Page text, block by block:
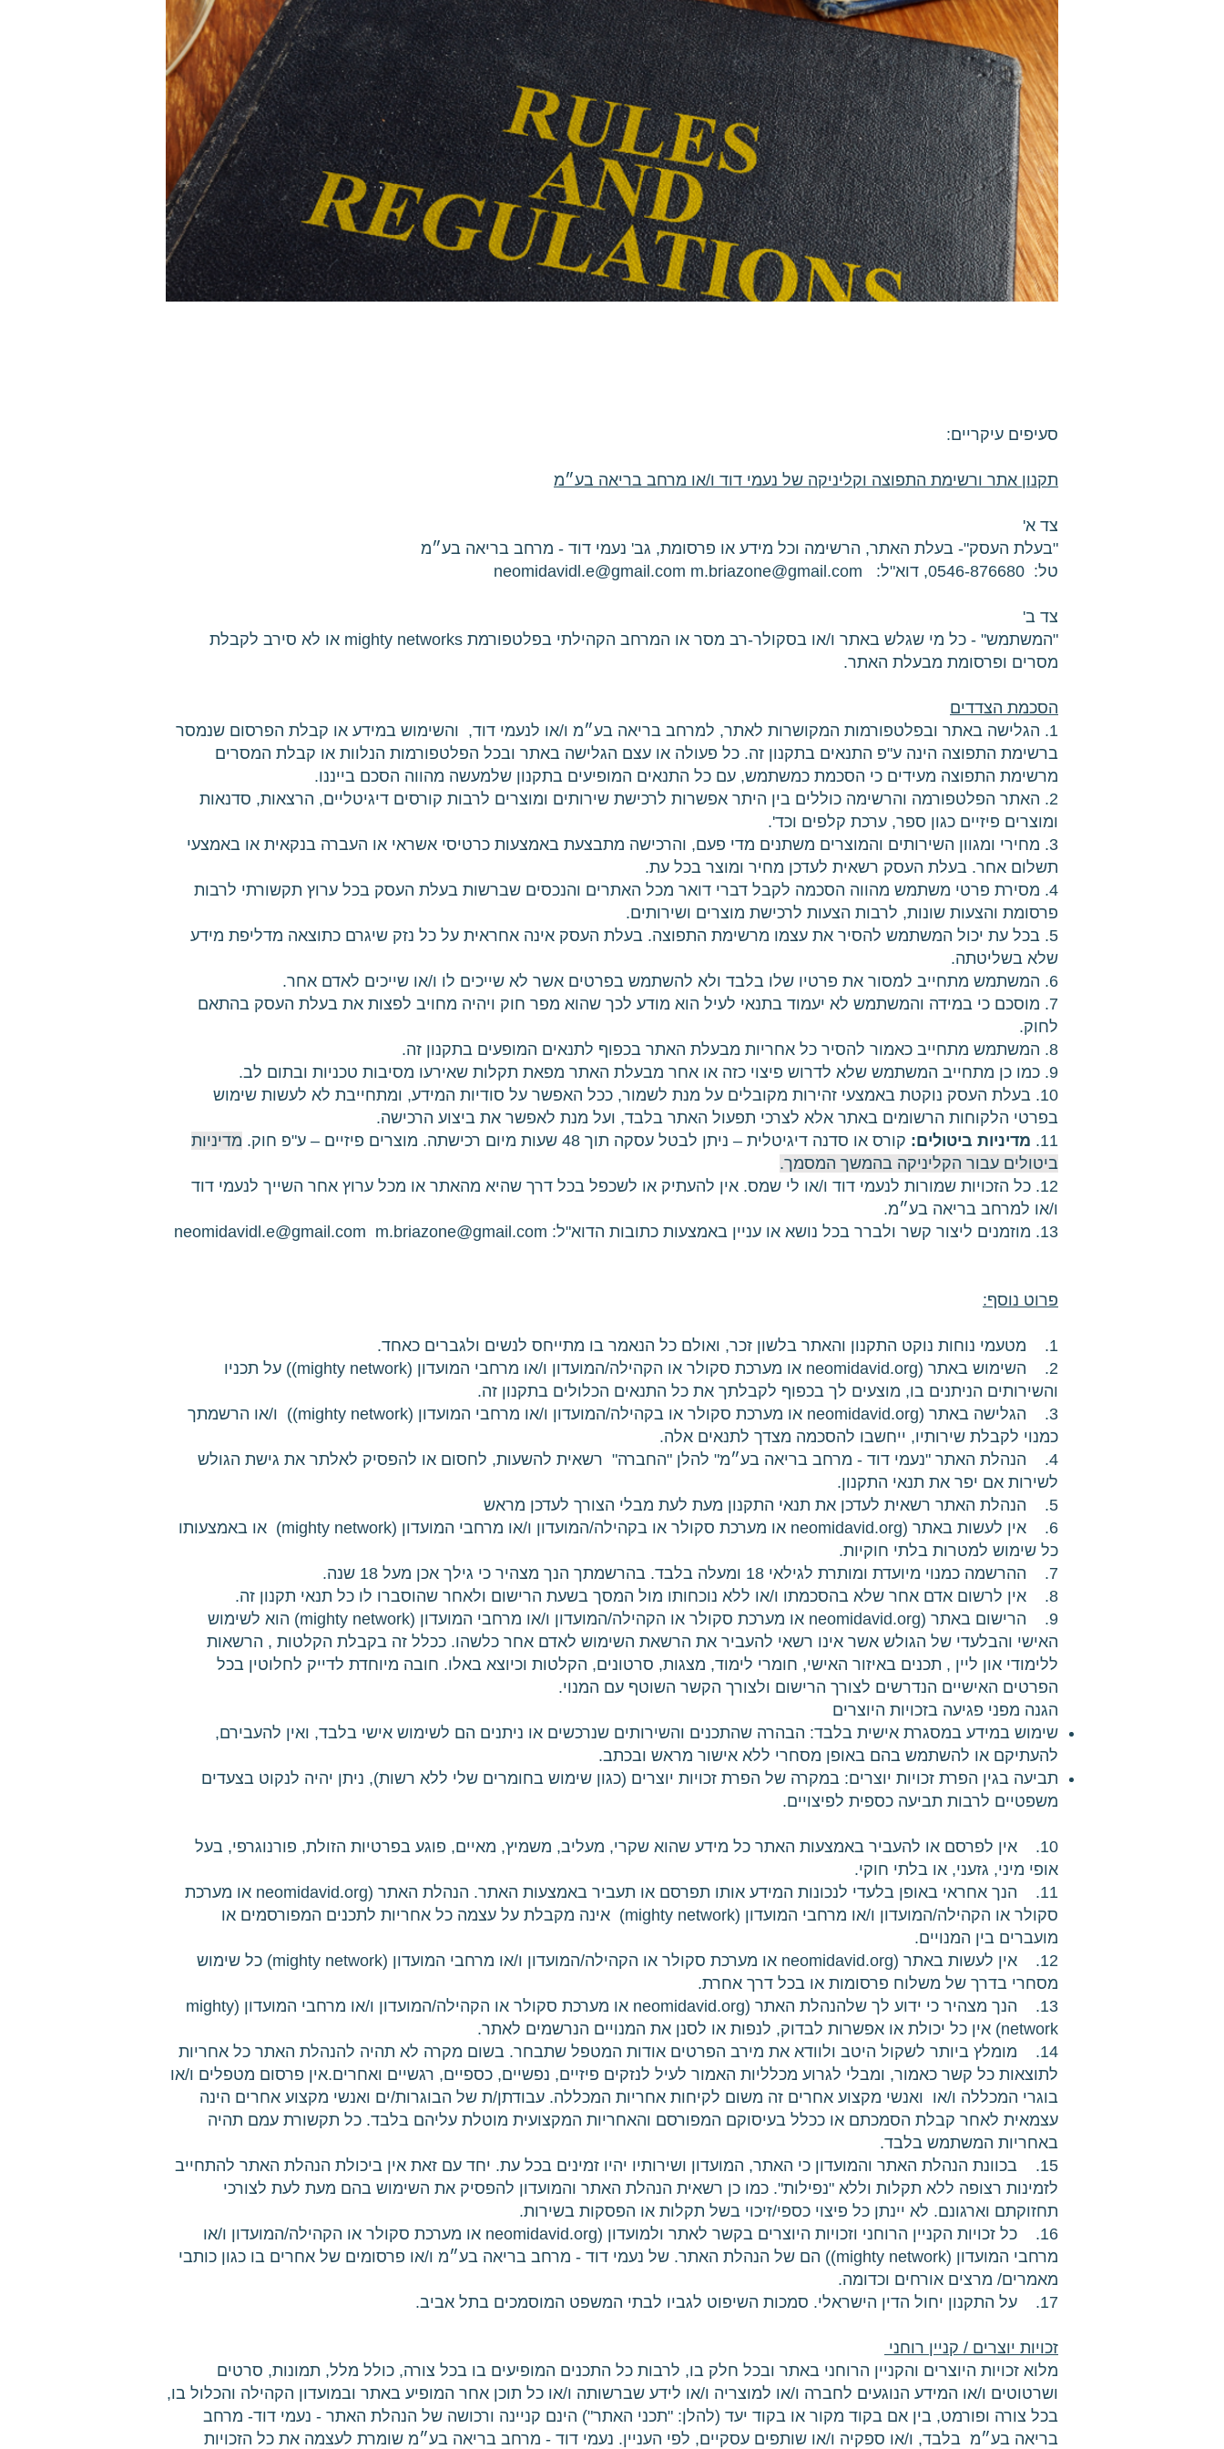
סעיפים עיקריים:
תקנון אתר ורשימת התפוצה וקליניקה של נעמי דוד ו/או מרחב בריאה בע״מ
צד א'
"בעלת העסק"- בעלת האתר, הרשימה וכל מידע או פרסומת, גב' נעמי דוד - מרחב בריאה בע״מ
טל: 0546-876680, דוא"ל:
neomidavidl.e@gmail.com m.briazone@gmail.com
צד ב'
"המשתמש" - כל מי שגלש באתר ו/או בסקולר-רב מסר או המרחב הקהילתי בפלטפורמת mighty networks או לא סירב לקבלת
מסרים ופרסומת מבעלת האתר.
הסכמת הצדדים
1. הגלישה באתר ובפלטפורמות המקושרות לאתר, למרחב בריאה בע״מ ו/או לנעמי דוד, והשימוש במידע או קבלת הפרסום שנמסר
ברשימת התפוצה הינה ע"פ התנאים בתקנון זה. כל פעולה או עצם הגלישה באתר ובכל הפלטפורמות הנלוות או קבלת המסרים
מרשימת התפוצה מעידים כי הסכמת כמשתמש, עם כל התנאים המופיעים בתקנון שלמעשה מהווה הסכם בייננו.
2. האתר הפלטפורמה והרשימה כוללים בין היתר אפשרות לרכישת שירותים ומוצרים לרבות קורסים דיגיטליים, הרצאות, סדנאות
ומוצרים פיזיים כגון ספר, ערכת קלפים וכד'.
3. מחירי ומגוון השירותים והמוצרים משתנים מדי פעם, והרכישה מתבצעת באמצעות כרטיסי אשראי או העברה בנקאית או באמצעי
תשלום אחר. בעלת העסק רשאית לעדכן מחיר ומוצר בכל עת.
4. מסירת פרטי משתמש מהווה הסכמה לקבל דברי דואר מכל האתרים והנכסים שברשות בעלת העסק בכל ערוץ תקשורתי לרבות
פרסומת והצעות שונות, לרבות הצעות לרכישת מוצרים ושירותים.
5. בכל עת יכול המשתמש להסיר את עצמו מרשימת התפוצה. בעלת העסק אינה אחראית על כל נזק שיגרם כתוצאה מדליפת מידע
שלא בשליטתה.
6. המשתמש מתחייב למסור את פרטיו שלו בלבד ולא להשתמש בפרטים אשר לא שייכים לו ו/או שייכים לאדם אחר.
7. מוסכם כי במידה והמשתמש לא יעמוד בתנאי לעיל הוא מודע לכך שהוא מפר חוק ויהיה מחויב לפצות את בעלת העסק בהתאם
לחוק.
8. המשתמש מתחייב כאמור להסיר כל אחריות מבעלת האתר בכפוף לתנאים המופעים בתקנון זה.
9. כמו כן מתחייב המשתמש שלא לדרוש פיצוי כזה או אחר מבעלת האתר מפאת תקלות שאירעו מסיבות טכניות ובתום לב.
10. בעלת העסק נוקטת באמצעי זהירות מקובלים על מנת לשמור, ככל האפשר על סודיות המידע, ומתחייבת לא לעשות שימוש
בפרטי הלקוחות הרשומים באתר אלא לצרכי תפעול האתר בלבד, ועל מנת לאפשר את ביצוע הרכישה.
11. מדיניות ביטולים: קורס או סדנה דיגיטלית – ניתן לבטל עסקה תוך 48 שעות מיום רכישתה. מוצרים פיזיים – ע"פ חוק.
מדיניות
ביטולים עבור הקליניקה בהמשך המסמך.
12. כל הזכויות שמורות לנעמי דוד ו/או לי שמס. אין להעתיק או לשכפל בכל דרך שהיא מהאתר או מכל ערוץ אחר השייך לנעמי דוד
ו/או למרחב בריאה בע״מ.
13. מוזמנים ליצור קשר ולברר בכל נושא או עניין באמצעות כתובות הדוא"ל:
neomidavidl.e@gmail.com m.briazone@gmail.com
פרוט נוסף:
1. מטעמי נוחות נוקט התקנון והאתר בלשון זכר, ואולם כל הנאמר בו מתייחס לנשים ולגברים כאחד.
2. השימוש באתר (neomidavid.org או מערכת סקולר או הקהילה/המועדון ו/או מרחבי המועדון (mighty network)) על תכניו
והשירותים הניתנים בו, מוצעים לך בכפוף לקבלתך את כל התנאים הכלולים בתקנון זה.
3. הגלישה באתר (neomidavid.org או מערכת סקולר או בקהילה/המועדון ו/או מרחבי המועדון (mighty network)) ו/או הרשמתך
כמנוי לקבלת שירותיו, ייחשבו להסכמה מצדך לתנאים אלה.
4. הנהלת האתר "נעמי דוד - מרחב בריאה בע״מ" להלן "החברה" רשאית להשעות, לחסום או להפסיק לאלתר את גישת הגולש
לשירות אם יפר את תנאי התקנון.
5. הנהלת האתר רשאית לעדכן את תנאי התקנון מעת לעת מבלי הצורך לעדכן מראש
6. אין לעשות באתר (neomidavid.org או מערכת סקולר או בקהילה/המועדון ו/או מרחבי המועדון (mighty network) או באמצעותו
כל שימוש למטרות בלתי חוקיות.
7. ההרשמה כמנוי מיועדת ומותרת לגילאי 18 ומעלה בלבד. בהרשמתך הנך מצהיר כי גילך אכן מעל 18 שנה.
8. אין לרשום אדם אחר שלא בהסכמתו ו/או ללא נוכחותו מול המסך בשעת הרישום ולאחר שהוסברו לו כל תנאי תקנון זה.
9. הרישום באתר (neomidavid.org או מערכת סקולר או הקהילה/המועדון ו/או מרחבי המועדון (mighty network) הוא לשימוש
האישי והבלעדי של הגולש אשר אינו רשאי להעביר את הרשאת השימוש לאדם אחר כלשהו. ככלל זה בקבלת הקלטות , הרשאות
ללימודי און ליין , תכנים באיזור האישי, חומרי לימוד, מצגות, סרטונים, הקלטות וכיוצא באלו. חובה מיוחדת לדייק לחלוטין בכל
הפרטים האישיים הנדרשים לצורך הרישום ולצורך הקשר השוטף עם המנוי.
הגנה מפני פגיעה בזכויות היוצרים
שימוש במידע במסגרת אישית בלבד: הבהרה שהתכנים והשירותים שנרכשים או ניתנים הם לשימוש אישי בלבד, ואין להעבירם,
להעתיקם או להשתמש בהם באופן מסחרי ללא אישור מראש ובכתב.
תביעה בגין הפרת זכויות יוצרים: במקרה של הפרת זכויות יוצרים (כגון שימוש בחומרים שלי ללא רשות), ניתן יהיה לנקוט בצעדים
משפטיים לרבות תביעה כספית לפיצויים.
10. אין לפרסם או להעביר באמצעות האתר כל מידע שהוא שקרי, מעליב, משמיץ, מאיים, פוגע בפרטיות הזולת, פורנוגרפי, בעל
אופי מיני, גזעני, או בלתי חוקי.
11. הנך אחראי באופן בלעדי לנכונות המידע אותו תפרסם או תעביר באמצעות האתר. הנהלת האתר (neomidavid.org או מערכת
סקולר או הקהילה/המועדון ו/או מרחבי המועדון (mighty network) אינה מקבלת על עצמה כל אחריות לתכנים המפורסמים או
מועברים בין המנויים.
12. אין לעשות באתר (neomidavid.org או מערכת סקולר או הקהילה/המועדון ו/או מרחבי המועדון (mighty network) כל שימוש
מסחרי בדרך של משלוח פרסומות או בכל דרך אחרת.
13. הנך מצהיר כי ידוע לך שלהנהלת האתר (neomidavid.org או מערכת סקולר או הקהילה/המועדון ו/או מרחבי המועדון (mighty
network) אין כל יכולת או אפשרות לבדוק, לנפות או לסנן את המנויים הנרשמים לאתר.
14. מומלץ ביותר לשקול היטב ולוודא את מירב הפרטים אודות המטפל שתבחר. בשום מקרה לא תהיה להנהלת האתר כל אחריות
לתוצאות כל קשר כאמור, ומבלי לגרוע מכלליות האמור לעיל לנזקים פיזיים, נפשיים, כספיים, רגשיים ואחרים.אין פרסום מטפלים ו/או
בוגרי המכללה ו/או ואנשי מקצוע אחרים זה משום לקיחות אחריות המכללה. עבודתן/ת של הבוגרות/ים ואנשי מקצוע אחרים הינה
עצמאית לאחר קבלת הסמכתם או ככלל בעיסוקם המפורסם והאחריות המקצועית מוטלת עליהם בלבד. כל תקשורת עמם תהיה
באחריות המשתמש בלבד.
15. בכוונת הנהלת האתר והמועדון כי האתר, המועדון ושירותיו יהיו זמינים בכל עת. יחד עם זאת אין ביכולת הנהלת האתר להתחייב
לזמינות רצופה ללא תקלות וללא "נפילות". כמו כן רשאית הנהלת האתר והמועדון להפסיק את השימוש בהם מעת לעת לצורכי
תחזוקתם וארגונם. לא יינתן כל פיצוי כספי/זיכוי בשל תקלות או הפסקות בשירות.
16. כל זכויות הקניין הרוחני וזכויות היוצרים בקשר לאתר ולמועדון (neomidavid.org או מערכת סקולר או הקהילה/המועדון ו/או
מרחבי המועדון (mighty network)) הם של הנהלת האתר. של נעמי דוד - מרחב בריאה בע״מ ו/או פרסומים של אחרים בו כגון כותבי
מאמרים/ מרצים אורחים וכדומה.
17. על התקנון יחול הדין הישראלי. סמכות השיפוט לגביו לבתי המשפט המוסמכים בתל אביב.
זכויות יוצרים / קניין רוחני
מלוא זכויות היוצרים והקניין הרוחני באתר ובכל חלק בו, לרבות כל התכנים המופיעים בו בכל צורה, כולל מלל, תמונות, סרטים
ושרטוטים ו/או המידע הנוגעים לחברה ו/או למוצריה ו/או לידע שברשותה ו/או כל תוכן אחר המופיע באתר ובמועדון הקהילה והכלול בו,
בכל צורה ופורמט, בין אם בקוד מקור או בקוד יעד (להלן: "תכני האתר") הינם קניינה ורכושה של הנהלת האתר - נעמי דוד- מרחב
בריאה בע״מ בלבד, ו/או ספקיה ו/או שותפים עסקיים, לפי העניין. נעמי דוד - מרחב בריאה בע״מ שומרת לעצמה את כל הזכויות